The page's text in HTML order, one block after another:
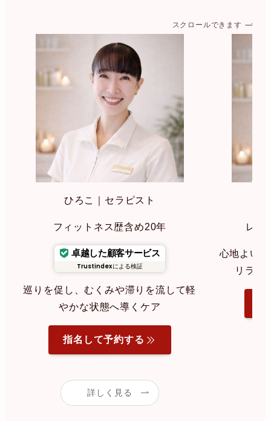
スクロールできます
ひろこ｜セラピスト
フィットネス歴含め20年
卓越した顧客サービス
Trustindexによる検証
巡りを促し、むくみや滞りを流して軽
やかな状態へ導くケア
指名して予約する
詳しく見る
レイ
心地よい
リラク